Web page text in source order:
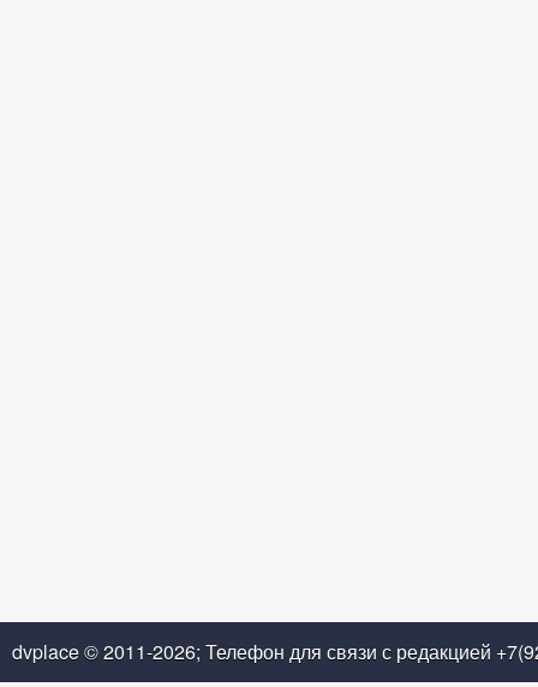
dvplace © 2011-2026; Телефон для связи с редакцией